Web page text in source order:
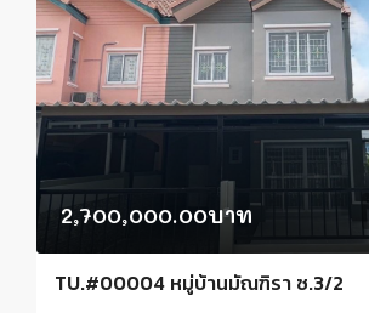
2,700,000.00บาท
TU.#00004 หมู่บ้านมัณฑิรา ซ.3/2